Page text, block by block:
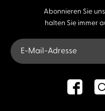
Abonnieren Sie
halten Sie immer
E-Mail-Adresse